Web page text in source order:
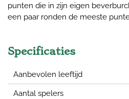
punten die in zijn eigen
een paar ronden de meeste
Specificaties
Aanbevolen leeftijd
Aantal spelers